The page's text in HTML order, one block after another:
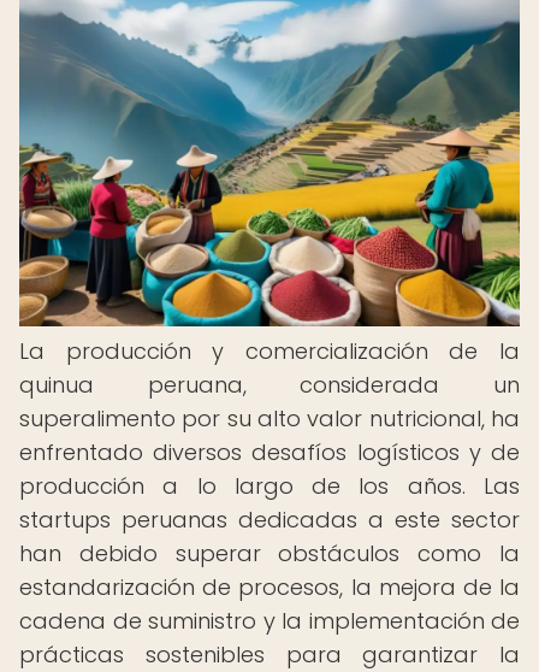
La producción y comercialización de la
quinua peruana, considerada un
superalimento por su alto valor nutricional, ha
enfrentado diversos desafíos logísticos y de
producción a lo largo de los años. Las
startups peruanas dedicadas a este sector
han debido superar obstáculos como la
estandarización de procesos, la mejora de la
cadena de suministro y la implementación de
prácticas sostenibles para garantizar la